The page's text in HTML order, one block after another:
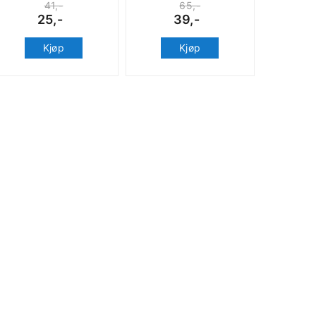
41,-
25,-
Kjøp
65,-
39,-
Kjøp